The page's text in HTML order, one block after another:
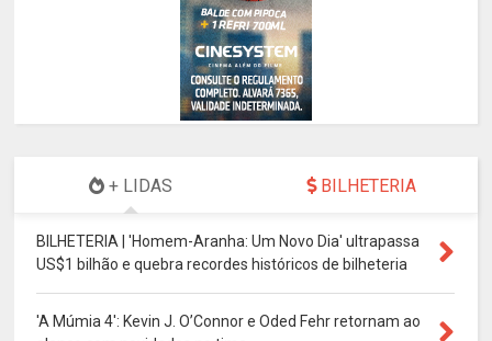
+ LIDAS BILHETERIA
BILHETERIA | 'Homem-Aranha: Um Novo Dia' ultrapassa
US$1 bilhão e quebra recordes históricos de bilheteria
'A Múmia 4': Kevin J. O’Connor e Oded Fehr retornam ao